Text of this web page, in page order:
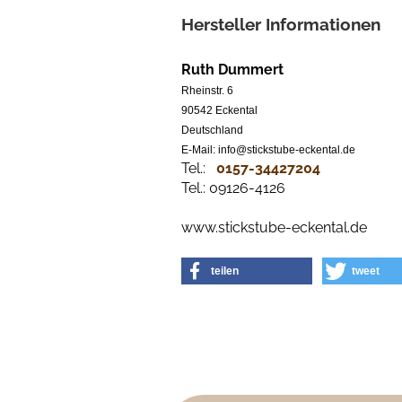
Hersteller Informationen
Ruth Dummert
Rheinstr. 6
90542 Eckental
Deutschland
E-Mail: info@stickstube-eckental.de
Tel.: 0157-34427204​
Tel.: 09126-4126
www.stickstube-eckental.de
teilen tweet